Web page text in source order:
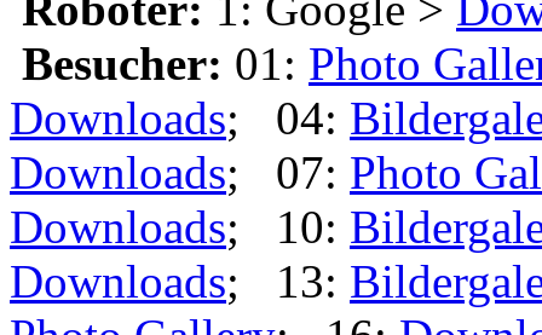
Besucher: 01: Photo
Downloads; 04:
Downloads; 07: Photo
Downloads; 10:
Downloads; 13: